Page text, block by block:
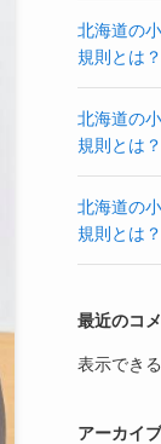
北海道の
規則とは？
北海道の
規則とは？
北海道の
規則とは？
最近のコ
表示でき
アーカイブ